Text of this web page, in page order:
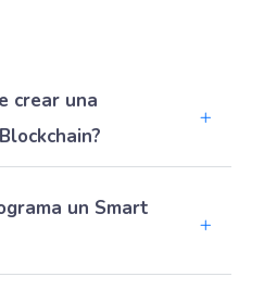
crear una
un Smart